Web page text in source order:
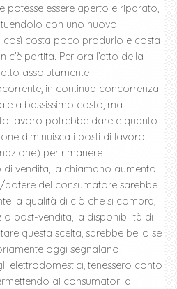
essere aperto e riparato,
con uno nuovo.
costa poco produrlo e costa
partita. Per ora l’atto della
assolutamente
in continua concorrenza
a bassissimo costo, ma
lavoro potrebbe dare e quanto
diminuisca i posti di lavoro
per rimanere
vendita, la chiamano aumento
del consumatore sarebbe
la qualità di ciò che si compra,
post-vendita, la disponibilità di
questa scelta, sarebbe bello se
oggi segnalano il
elettrodomestici, tenessero conto
ai consumatori di